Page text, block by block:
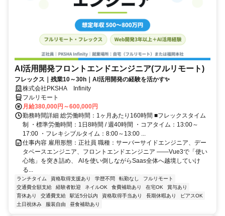
AI活用開発フロントエンドエンジニア(フルリモート)
フレックス｜残業10～30h｜AI活用開発の経験を活かす✨
株式会社PKSHA Infinity
フルリモート
月給380,000円～600,000円
勤務時間詳細 総労働時間：1ヶ月あたり160時間 ■フレックスタイム
制 ・標準労働時間：1日8時間 / 週40時間 ・コアタイム：13:00～
17:00 ・フレキシブルタイム：8:00～13:00 ...
仕事内容 雇用形態：正社員 職種：サーバーサイドエンジニア、デー
タベースエンジニア、フロントエンドエンジニア ――Vue3で「使い
心地」を突き詰め、 AIを使い倒しながらSaas全体へ越境していけ
る...
ランチタイム 資格取得支援あり 学歴不問 転勤なし
フルリモート
交通費全額支給
経験者歓迎 ネイルOK 食費補助あり 在宅OK
賞与あり
育休あり
交通費支給 駅近5分以内 資格取得手当あり 長期休暇あり
ピアスOK
土日祝休み
服装自由 昼食補助あり